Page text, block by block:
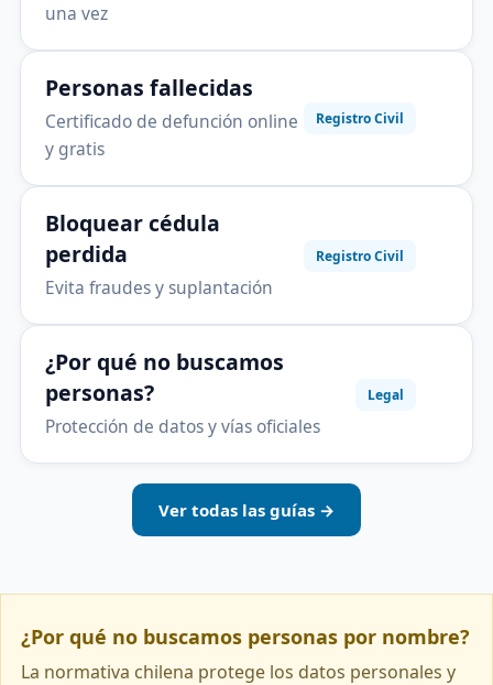
una vez
Personas fallecidas
Certificado de defunción online
y gratis
Registro Civil
Bloquear cédula
perdida
Evita fraudes y suplantación
Registro Civil
¿Por qué no buscamos
personas?
Protección de datos y vías oficiales
Legal
Ver todas las guías →
¿Por qué no buscamos personas por nombre?
La normativa chilena protege los datos personales y